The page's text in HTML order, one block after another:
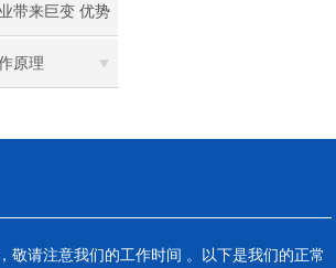
带来巨变 优势
原理
敬请注意我们的工作时间 。以下是我们的正常